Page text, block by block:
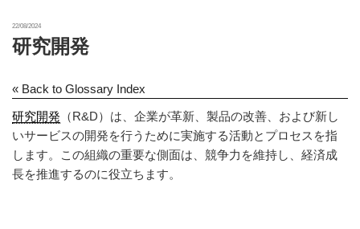
22/08/2024
研究開発
« Back to Glossary Index
研究開発 （R&D）は、企業が革新、製品の改善、および新し
いサービスの開発を行うために実施する活動とプロセスを指
します。この組織の重要な側面は、競争力を維持し、経済成
長を推進するのに役立ちます。